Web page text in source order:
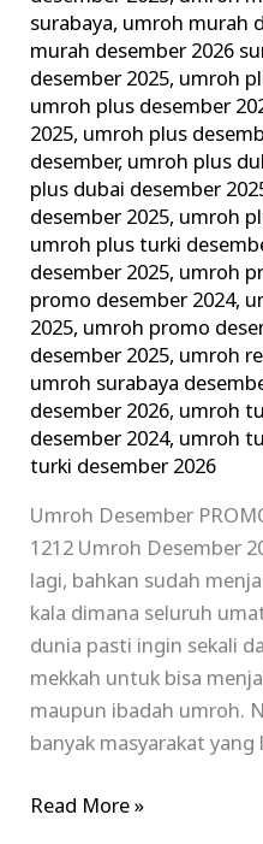
surabaya, umroh murah
murah desember 2026
desember 2025, umroh
umroh plus desember
2025, umroh plus
desember, umroh plus
plus dubai desember
desember 2025, umroh
umroh plus turki
desember 2025, umroh
promo desember 2024,
2025, umroh promo
desember 2025, umroh
umroh surabaya
desember 2026, umroh
desember 2024, umroh
turki desember 2026
Umroh Desember
1212 Umroh Desember
lagi, bahkan sudah
kala dimana seluruh
dunia pasti ingin sekali
mekkah untuk bisa
maupun ibadah umroh.
banyak masyarakat
Read More »